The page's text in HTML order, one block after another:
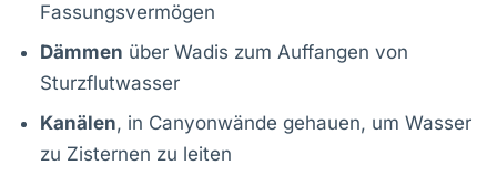
Fassungsvermögen
Dämmen über Wadis zum Auffangen von
Sturzflutwasser
Kanälen, in Canyonwände gehauen, um Wasser
zu Zisternen zu leiten